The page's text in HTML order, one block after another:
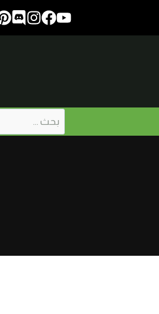
البحث
عن: